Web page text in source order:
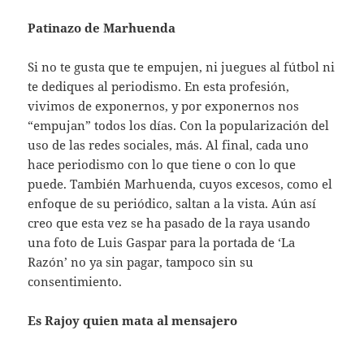
Patinazo de Marhuenda
Si no te gusta que te empujen, ni juegues al fútbol ni
te dediques al periodismo. En esta profesión,
vivimos de exponernos, y por exponernos nos
“empujan” todos los días. Con la popularización del
uso de las redes sociales, más. Al final, cada uno
hace periodismo con lo que tiene o con lo que
puede. También Marhuenda, cuyos excesos, como el
enfoque de su periódico, saltan a la vista. Aún así
creo que esta vez se ha pasado de la raya usando
una foto de Luis Gaspar para la portada de ‘La
Razón’ no ya sin pagar, tampoco sin su
consentimiento.
Es Rajoy quien mata al mensajero